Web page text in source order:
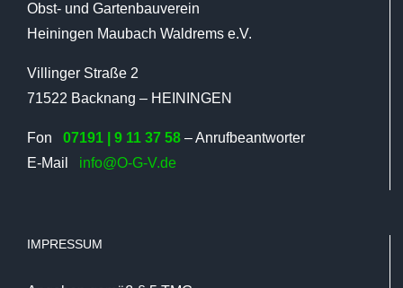
Obst- und Gartenbauverein
Heiningen Maubach Waldrems e.V.
Villinger Straße 2
71522 Backnang – HEININGEN
Fon 07191 | 9 11 37 58 – Anrufbeantworter
E-Mail info@O-G-V.de
IMPRESSUM